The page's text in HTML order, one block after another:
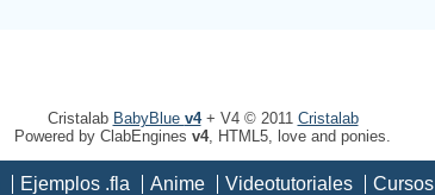
Cristalab BabyBlue v4+ V4 © 2011 Cristalab
Powered by ClabEngines v4, HTML5, love and ponies.
Ejemplos .fla Anime Videotutoriales Cursos